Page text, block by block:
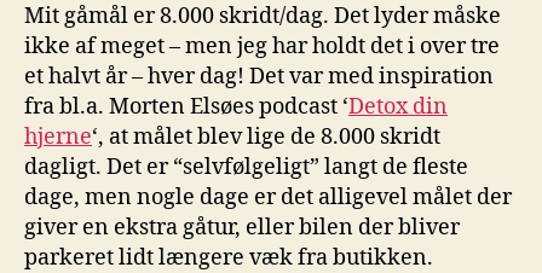
Mit gåmål er 8.000 skridt/dag. Det lyder måske
ikke af meget – men jeg har holdt det i over tre
et halvt år – hver dag! Det var med inspiration
fra bl.a. Morten Elsøes podcast ‘Detox din
hjerne‘, at målet blev lige de 8.000 skridt
dagligt. Det er “selvfølgeligt” langt de fleste
dage, men nogle dage er det alligevel målet der
giver en ekstra gåtur, eller bilen der bliver
parkeret lidt længere væk fra butikken.